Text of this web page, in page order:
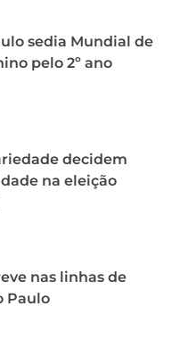
sedia Mundial de
pelo 2º ano
decidem
na eleição
nas linhas de
Paulo